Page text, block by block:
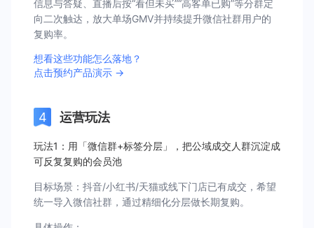
信息与答疑、直播后按“看但未买”“高客单已购”等分群定
向二次触达，放大单场GMV并持续提升微信社群用户的
复购率。
想看这些功能怎么落地？
点击预约产品演示 →
运营玩法
玩法1：用「微信群+标签分层」，把公域成交人群沉淀成
可反复复购的会员池
目标场景：抖音/小红书/天猫或线下门店已有成交，希望
统一导入微信社群，通过精细化分层做长期复购。